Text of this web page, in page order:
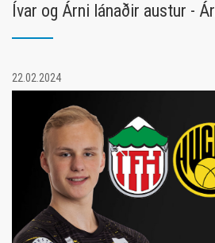
Ívar og Árni lánaðir austur -
22.02.2024